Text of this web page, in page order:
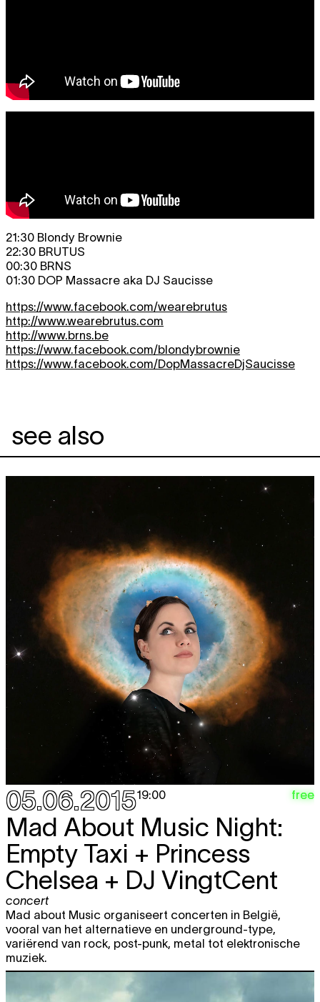
21:30 Blondy Brownie
22:30 BRUTUS
00:30 BRNS
01:30 DOP Massacre aka DJ Saucisse
https://www.facebook.com/wearebrutus
http://www.wearebrutus.com
http://www.brns.be
https://www.facebook.com/blondybrownie
https://www.facebook.com/DopMassacreDjSaucisse
see also
05.06.201519:00 free
Mad About Music Night:
Empty Taxi + Princess
Chelsea + DJ VingtCent
concert
Mad about Music organiseert concerten in België,
vooral van het alternatieve en underground-type,
variërend van rock, post-punk, metal tot elektronische
muziek.